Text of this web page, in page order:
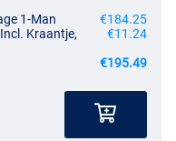
1-Man
€184.25
Kraantje,
€11.24
€195.49